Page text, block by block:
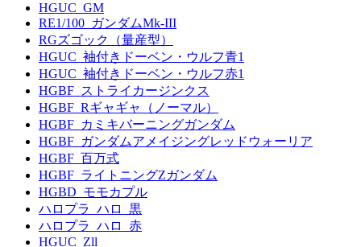
HGUC_GM
RE1/100_ガンダムMk-III
RGズゴック（量産型）
HGUC_袖付きドーベン・ウルフ青1
HGUC_袖付きドーベン・ウルフ赤1
HGBF_ストライカージンクス
HGBF_Rギャギャ（ノーマル）
HGBF_カミキバーニングガンダム
HGBF_ガンダムアメイジングレッドウォーリア
HGBF_百万式
HGBF_ライトニングZガンダム
HGBD_モモカプル
ハロプラ_ハロ_黒
ハロプラ_ハロ_赤
HGUC_Zll